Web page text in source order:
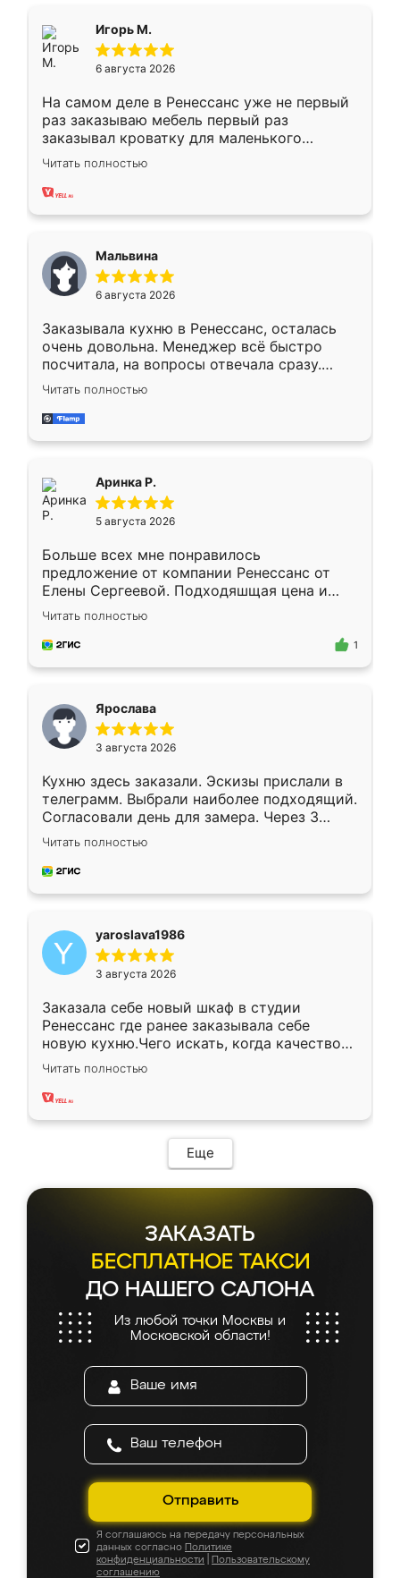
Игорь М.
6 августа 2026
На самом деле в Ренессанс уже не первый
раз заказываю мебель первый раз
заказывал кроватку для маленького
ребёнка при его рождении ,во второй раз
заказал шкаф-купе. По качеству очень
хорошее сборка достаточно быстрая,
меньше, здесь же он более разнообразный.
Мне нравится ,если что-то потребуется из
мебели буду заказывать только здесь.
Читать полностью
Мальвина
6 августа 2026
Заказывала кухню в Ренессанс, осталась
очень довольна. Менеджер всё быстро
посчитала, на вопросы отвечала сразу.
Замерщик приехал в субботу, подошёл к
делу со всей ответственностью. Собрали
за день, ребята работали аккуратно, даже
Читать полностью
Аринка Р.
5 августа 2026
Больше всех мне понравилось
предложение от компании Ренессанс от
Елены Сергеевой. Подходяшщая цена и
короткие сроки изготовления. Приехавший
для замера сотрудник Владислав
предложил по моему эскизу самый
Читать полностью
1
Ярослава
3 августа 2026
Кухню здесь заказали. Эскизы прислали в
телеграмм. Выбрали наиболее подходящий.
Согласовали день для замера. Через 3
недели кухня была уже готова. Остались
довольны работой. Спасибо Ренессанс
мебель за качественную работу!
Читать полностью
yaroslava1986
3 августа 2026
Заказала себе новый шкаф в студии
Ренессанс где ранее заказывала себе
новую кухню.Чего искать, когда качеством
вполне довольна. Служит кухня уже почти
два года, нареканий нет.
Читать полностью
Еще
ЗАКАЗАТЬ
БЕСПЛАТНОЕ ТАКСИ
ДО НАШЕГО САЛОНА
Из любой точки Москвы и
Московской области!
Отправить
Я соглашаюсь на передачу персональных
данных согласно Политике
конфиденциальности
Пользовательскому
соглашению